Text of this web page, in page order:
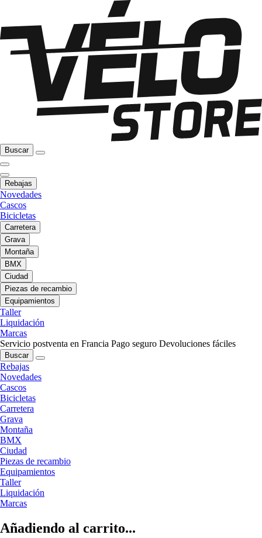
Buscar
Rebajas
Novedades
Cascos
Bicicletas
Carretera
Grava
Montaña
BMX
Ciudad
Piezas de recambio
Equipamientos
Taller
Liquidación
Marcas
Servicio postventa en Francia Pago seguro Devoluciones fáciles
Buscar
Rebajas
Novedades
Cascos
Bicicletas
Carretera
Grava
Montaña
BMX
Ciudad
Piezas de recambio
Equipamientos
Taller
Liquidación
Marcas
Añadiendo al carrito...